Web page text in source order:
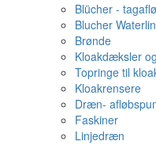
Blücher -
Blucher
Brønde
Kloakdæksler
Topringe til
Kloakrensere
Dræn-
Faskiner
Linjedræn